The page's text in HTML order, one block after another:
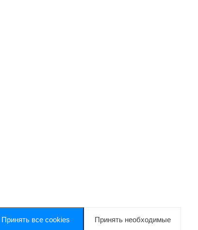
Принять все cookies Принять необходимые